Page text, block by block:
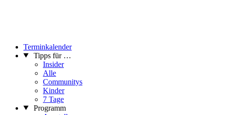
Terminkalender
Tipps für …
Insider
Alle
Communitys
Kinder
7 Tage
Programm